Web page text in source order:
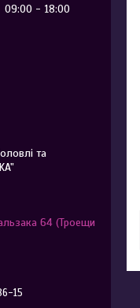
09:00 18:00
та
64 (Троещи
15